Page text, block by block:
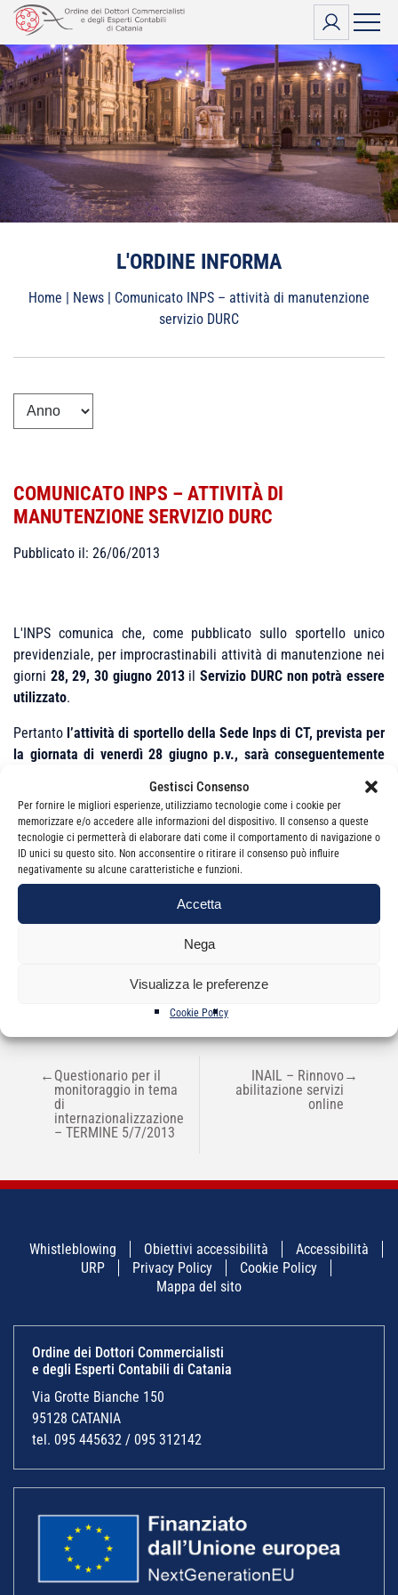
Gestisci Consenso
Per fornire le migliori esperienze, utilizziamo tecnologie come i cookie per
memorizzare e/o accedere alle informazioni del dispositivo. Il consenso a queste
tecnologie ci permetterà di elaborare dati come il comportamento di navigazione o
ID unici su questo sito. Non acconsentire o ritirare il consenso può influire
negativamente su alcune caratteristiche e funzioni.
Accetta
Nega
Visualizza le preferenze
Cookie Policy
Vai
contenuto
L'ORDINE INFORMA
Home | News | Comunicato INPS – attività di manutenzione
servizio DURC
COMUNICATO INPS – ATTIVITÀ DI
MANUTENZIONE SERVIZIO DURC
Pubblicato il: 26/06/2013
L'INPS comunica che, come pubblicato sullo sportello unico
previdenziale, per improcrastinabili attività di manutenzione nei
giorni 28, 29, 30 giugno 2013ilServizio DURC non potrà essere
utilizzato.
Pertanto l’attività di sportello della Sede Inps di CT, prevista per
la giornata di venerdì 28 giugno p.v., sarà conseguentemente
NAVIGAZIONE
ARTICOLI
← Questionario per il
monitoraggio in tema
di
internazionalizzazione
– TERMINE 5/7/2013
INAIL – Rinnovo
abilitazione servizi
online
→
Whistleblowing Obiettivi accessibilità
Accessibilità
URP
Privacy Policy
Cookie Policy
Mappa del sito
Ordine dei Dottori Commercialisti
e degli Esperti Contabili di Catania
Via Grotte Bianche 150
95128 CATANIA
tel. 095 445632 / 095 312142